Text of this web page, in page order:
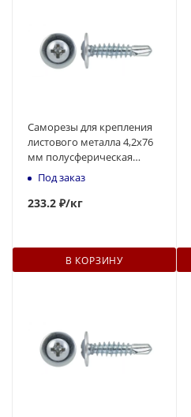
Саморезы для крепления
листового металла 4,2х76
мм полусферическая
головка, наконечник -
сверло
Под заказ
233.2 ₽/кг
В КОРЗИНУ